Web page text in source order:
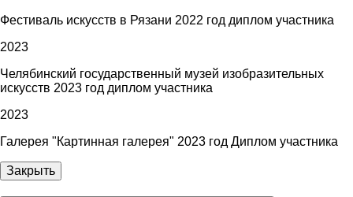
Фестиваль искусств в Рязани 2022 год диплом участника
2023
Челябинский государственный музей изобразительных
искусств 2023 год диплом участника
2023
Галерея "Картинная галерея" 2023 год Диплом участника
Закрыть